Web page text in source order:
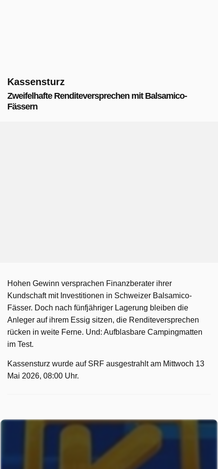
Kassensturz
Zweifelhafte Renditeversprechen mit Balsamico-
Fässern
Hohen Gewinn versprachen Finanzberater ihrer
Kundschaft mit Investitionen in Schweizer Balsamico-
Fässer. Doch nach fünfjähriger Lagerung bleiben die
Anleger auf ihrem Essig sitzen, die Renditeversprechen
rücken in weite Ferne. Und: Aufblasbare Campingmatten
im Test.
Kassensturz wurde auf SRF ausgestrahlt am Mittwoch 13
Mai 2026, 08:00 Uhr.